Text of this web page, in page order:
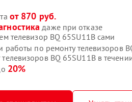
от 870 руб.
даже при отказе
телевизор BQ 65SU11B сами
работы по ремонту телевизоров
BQ 65SU11B в
20%